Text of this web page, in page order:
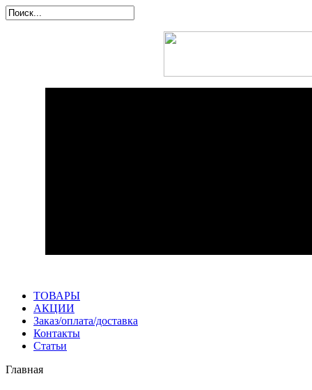
ТОВАРЫ
АКЦИИ
Заказ/оплата/доставка
Контакты
Статьи
Главная